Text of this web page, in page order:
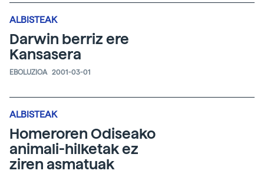
ALBISTEAK
Darwin berriz ere
Kansasera
EBOLUZIOA 2001-03-01
ALBISTEAK
Homeroren Odiseako
animali-hilketak ez
ziren asmatuak